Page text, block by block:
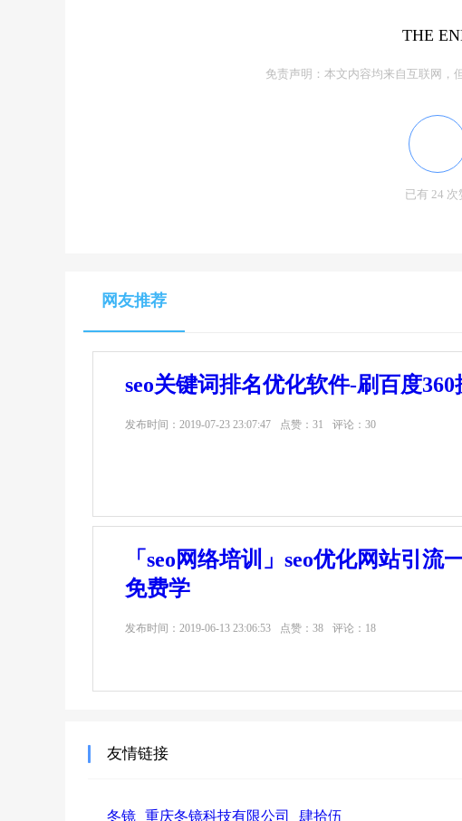
THE
免责声明：本文内容均来自互联网，
已有 24 次
网友推荐
seo关键词排名优化软件-刷百度
发布时间： 2019-07-23 23:07:47 点赞：31 评论：30
「seo网络培训」seo优化网站引流
免费学
发布时间： 2019-06-13 23:06:53 点赞：38 评论：18
友情链接
冬镜 重庆冬镜科技有限公司 肆拾伍